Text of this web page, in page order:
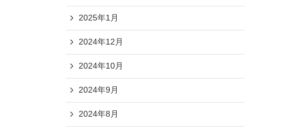
2025年1月
2024年12月
2024年10月
2024年9月
2024年8月